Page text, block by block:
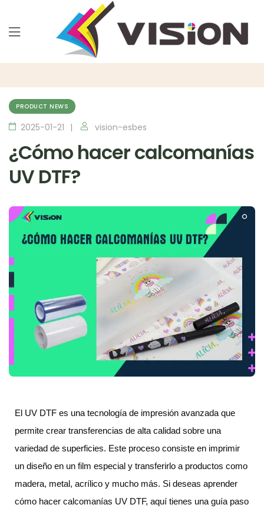
PRODUCT NEWS
2025-01-21 vision-esbes
¿Cómo hacer calcomanías
UV DTF?
El UV DTF es una tecnología de impresión avanzada que
permite crear transferencias de alta calidad sobre una
variedad de superficies. Este proceso consiste en imprimir
un diseño en un film especial y transferirlo a productos como
madera, metal, acrílico y mucho más. Si deseas aprender
cómo hacer calcomanías UV DTF, aquí tienes una guía paso